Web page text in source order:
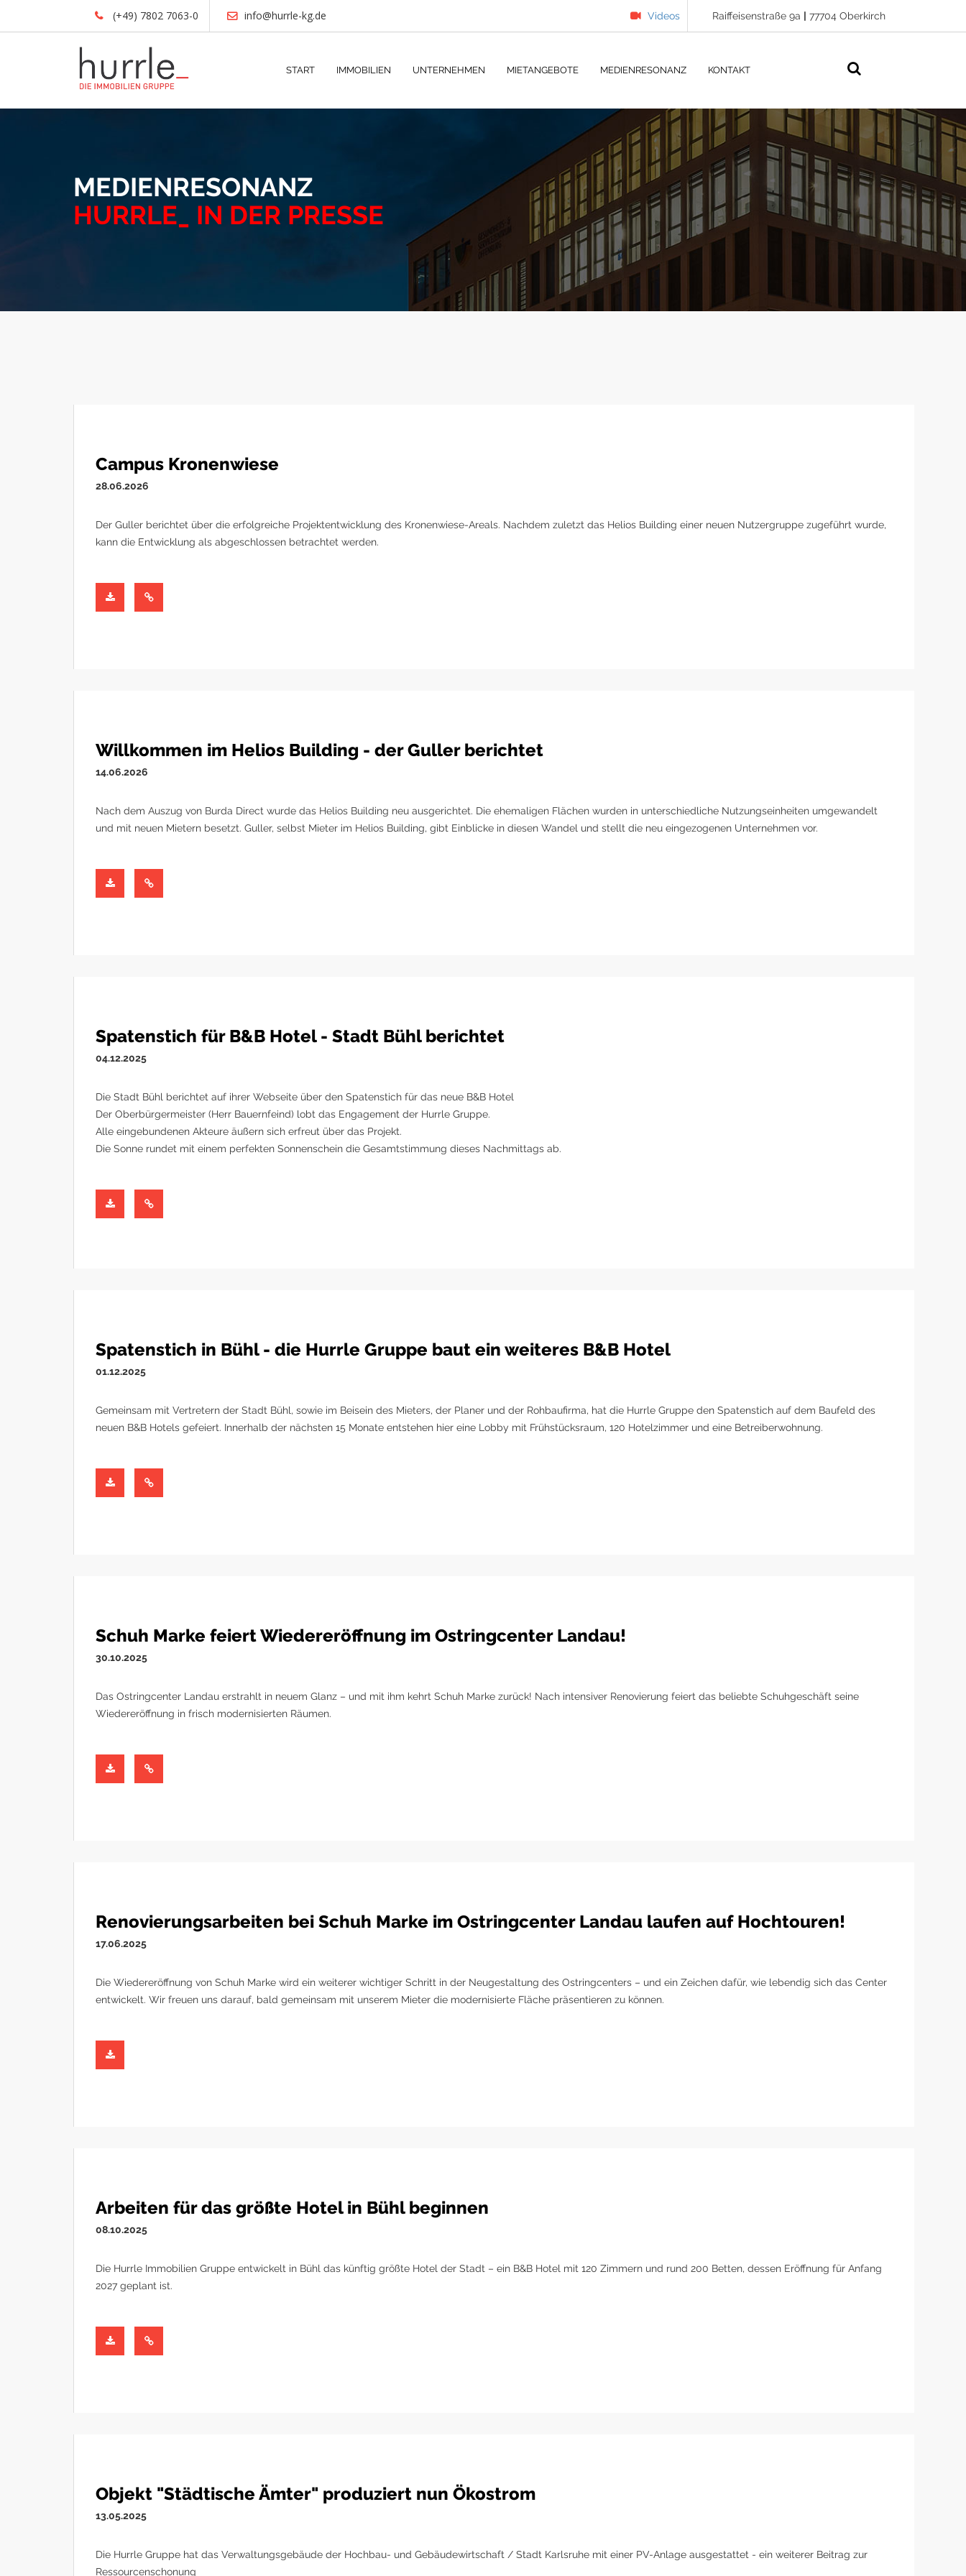
(+49) 7802 7063-0 info@hurrle-kg.de Videos Raiffeisenstraße 9a | 77704 Oberkirch
START IMMOBILIEN UNTERNEHMEN MIETANGEBOTE MEDIENRESONANZ KONTAKT
MEDIENRESONANZ
HURRLE_ IN DER PRESSE
Campus Kronenwiese
28.06.2026
Der Guller berichtet über die erfolgreiche Projektentwicklung des Kronenwiese-Areals. Nachdem zuletzt das Helios Building einer neuen Nutzergruppe zugeführt wurde,
kann die Entwicklung als abgeschlossen betrachtet werden.
Willkommen im Helios Building - der Guller berichtet
14.06.2026
Nach dem Auszug von Burda Direct wurde das Helios Building neu ausgerichtet. Die ehemaligen Flächen wurden in unterschiedliche Nutzungseinheiten umgewandelt
und mit neuen Mietern besetzt. Guller, selbst Mieter im Helios Building, gibt Einblicke in diesen Wandel und stellt die neu eingezogenen Unternehmen vor.
Spatenstich für B&B Hotel - Stadt Bühl berichtet
04.12.2025
Die Stadt Bühl berichtet auf ihrer Webseite über den Spatenstich für das neue B&B Hotel
Der Oberbürgermeister (Herr Bauernfeind) lobt das Engagement der Hurrle Gruppe.
Alle eingebundenen Akteure äußern sich erfreut über das Projekt.
Die Sonne rundet mit einem perfekten Sonnenschein die Gesamtstimmung dieses Nachmittags ab.
Spatenstich in Bühl - die Hurrle Gruppe baut ein weiteres B&B Hotel
01.12.2025
Gemeinsam mit Vertretern der Stadt Bühl, sowie im Beisein des Mieters, der Planer und der Rohbaufirma, hat die Hurrle Gruppe den Spatenstich auf dem Baufeld des
neuen B&B Hotels gefeiert. Innerhalb der nächsten 15 Monate entstehen hier eine Lobby mit Frühstücksraum, 120 Hotelzimmer und eine Betreiberwohnung.
Schuh Marke feiert Wiedereröffnung im Ostringcenter Landau!
30.10.2025
Das Ostringcenter Landau erstrahlt in neuem Glanz – und mit ihm kehrt Schuh Marke zurück! Nach intensiver Renovierung feiert das beliebte Schuhgeschäft seine
Wiedereröffnung in frisch modernisierten Räumen.
Renovierungsarbeiten bei Schuh Marke im Ostringcenter Landau laufen auf Hochtouren!
17.06.2025
Die Wiedereröffnung von Schuh Marke wird ein weiterer wichtiger Schritt in der Neugestaltung des Ostringcenters – und ein Zeichen dafür, wie lebendig sich das Center
entwickelt. Wir freuen uns darauf, bald gemeinsam mit unserem Mieter die modernisierte Fläche präsentieren zu können.
Arbeiten für das größte Hotel in Bühl beginnen
08.10.2025
Die Hurrle Immobilien Gruppe entwickelt in Bühl das künftig größte Hotel der Stadt – ein B&B Hotel mit 120 Zimmern und rund 200 Betten, dessen Eröffnung für Anfang
2027 geplant ist.
Objekt "Städtische Ämter" produziert nun Ökostrom
13.05.2025
Die Hurrle Gruppe hat das Verwaltungsgebäude der Hochbau- und Gebäudewirtschaft / Stadt Karlsruhe mit einer PV-Anlage ausgestattet - ein weiterer Beitrag zur
Ressourcenschonung